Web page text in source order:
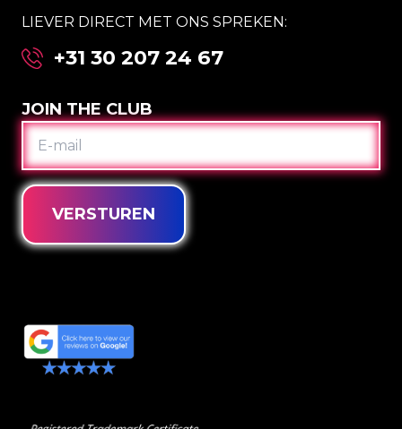
LIEVER DIRECT MET ONS SPREKEN:
+31 30 207 24 67
JOIN THE CLUB
E-
MAIL
VERSTUREN